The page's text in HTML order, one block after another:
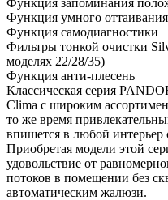
Функция запоминания
Функция умного оттаивания
Функция самодиагностики
Фильтры тонкой очистки
моделях 22/28/35)
Функция анти-плесень
Классическая серия
Clima с широким
то же время
впишется в любой
Приобретая модели этой
удовольствие от
потоков в помещении без
автоматическим жалюзи.